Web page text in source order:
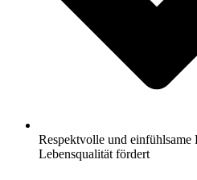
Respektvolle und einfühlsame
Lebensqualität fördert